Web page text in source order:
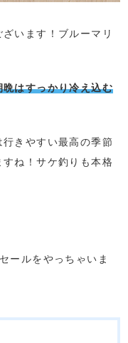
います！ブルーマリ
晩はすっかり冷え込む
きやすい最高の季節
ね！サケ釣りも本格
ールをやっちゃいま